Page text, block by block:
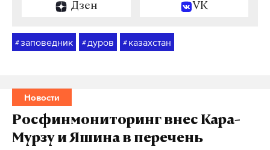
Дзен VK
#заповедник # дуров # казахстан
Новости
Росфинмониторинг внес Кара-
Мурзу и Яшина в перечень